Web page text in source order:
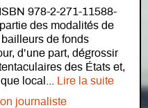
978-2-271-11588-
des modalités de
de fonds
d’une part, dégrossir
des États et,
local...
Lire la suite
journaliste